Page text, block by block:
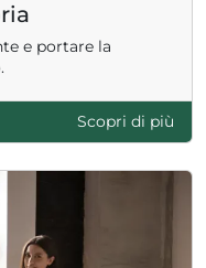
e portare la
Scopri di più